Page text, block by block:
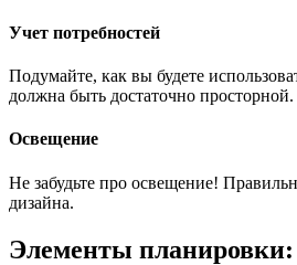
Учет потребностей
Подумайте, как вы будете
должна быть достаточно просторной.
Освещение
Не забудьте про освещение!
дизайна.
Элементы планировки: